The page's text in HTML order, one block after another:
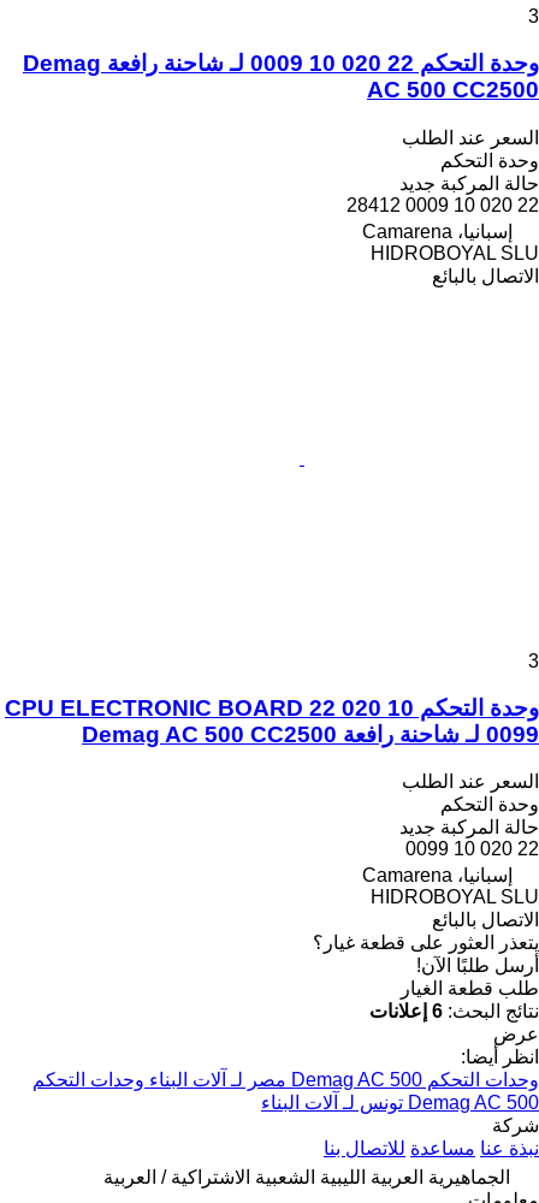
3
وحدة التحكم 22 020 10 0009 لـ شاحنة رافعة Demag
AC 500 CC2500
السعر عند الطلب
وحدة التحكم
حالة المركبة جديد
22 020 10 0009 28412
إسبانيا، Camarena
HIDROBOYAL SLU
الاتصال بالبائع
3
وحدة التحكم CPU ELECTRONIC BOARD 22 020 10
0099 لـ شاحنة رافعة Demag AC 500 CC2500
السعر عند الطلب
وحدة التحكم
حالة المركبة جديد
22 020 10 0099
إسبانيا، Camarena
HIDROBOYAL SLU
الاتصال بالبائع
يتعذر العثور على قطعة غيار؟
أرسل طلبًا الآن!
طلب قطعة الغيار
نتائج البحث: 6 إعلانات
عرض
انظر أيضا:
وحدات التحكم Demag AC 500 مصر لـ آلات البناء
وحدات التحكم
Demag AC 500 تونس لـ آلات البناء
شركة
نبذة عنا مساعدة للاتصال بنا
الجماهيرية العربية الليبية الشعبية الاشتراكية / العربية